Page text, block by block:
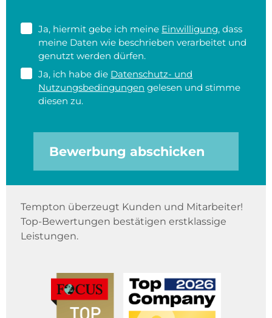
Ja, hiermit gebe ich meine Einwilligung, dass
meine Daten wie beschrieben verarbeitet und
genutzt werden dürfen.
Ja, ich habe die Datenschutz- und
Nutzungsbedingungen gelesen und stimme
diesen zu.
Bewerbung abschicken
Tempton überzeugt Kunden und Mitarbeiter!
Top-Bewertungen bestätigen erstklassige
Leistungen.